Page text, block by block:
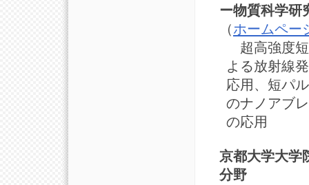
ー物質科学研
（ホームペー
超高強度短
よる放射線
応用、短パ
のナノアブ
の応用
京都大学大学
分野